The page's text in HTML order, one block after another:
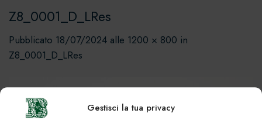
Gestisci la tua privacy
Z8_0001_D_LRes
Pubblicato 18/07/2024 alle 1200 × 800 in
Z8_0001_D_LRes